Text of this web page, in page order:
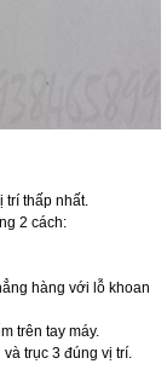
trí thấp nhất.
2 cách:
hàng với lỗ khoan
trên tay máy.
trục 3 đúng vị trí.